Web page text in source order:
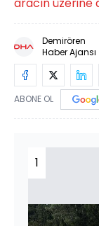
Demirören
Haber Ajansı
ABONE OL
1